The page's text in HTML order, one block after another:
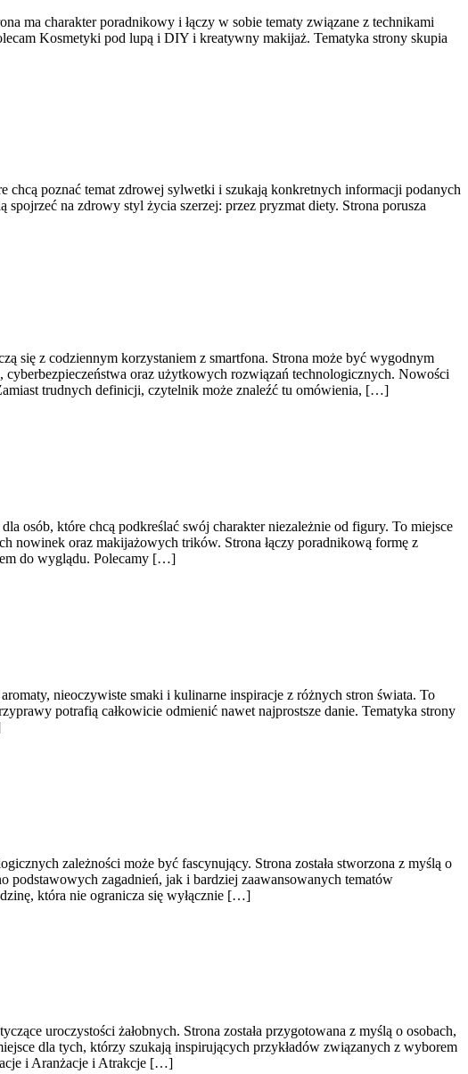
ma charakter poradnikowy i łączy w sobie tematy związane z technikami
Kosmetyki pod lupą i DIY i kreatywny makijaż. Tematyka strony skupia
poznać temat zdrowej sylwetki i szukają konkretnych informacji podanych
na zdrowy styl życia szerzej: przez pryzmat diety. Strona porusza
się z codziennym korzystaniem z smartfona. Strona może być wygodnym
oraz użytkowych rozwiązań technologicznych. Nowości
trudnych definicji, czytelnik może znaleźć tu omówienia, […]
osób, które chcą podkreślać swój charakter niezależnie od figury. To miejsce
nowinek oraz makijażowych trików. Strona łączy poradnikową formę z
do wyglądu. Polecamy […]
nieoczywiste smaki i kulinarne inspiracje z różnych stron świata. To
potrafią całkowicie odmienić nawet najprostsze danie. Tematyka strony
zależności może być fascynujący. Strona została stworzona z myślą o
podstawowych zagadnień, jak i bardziej zaawansowanych tematów
która nie ogranicza się wyłącznie […]
uroczystości żałobnych. Strona została przygotowana z myślą o osobach,
dla tych, którzy szukają inspirujących przykładów związanych z wyborem
i Aranżacje i Atrakcje […]